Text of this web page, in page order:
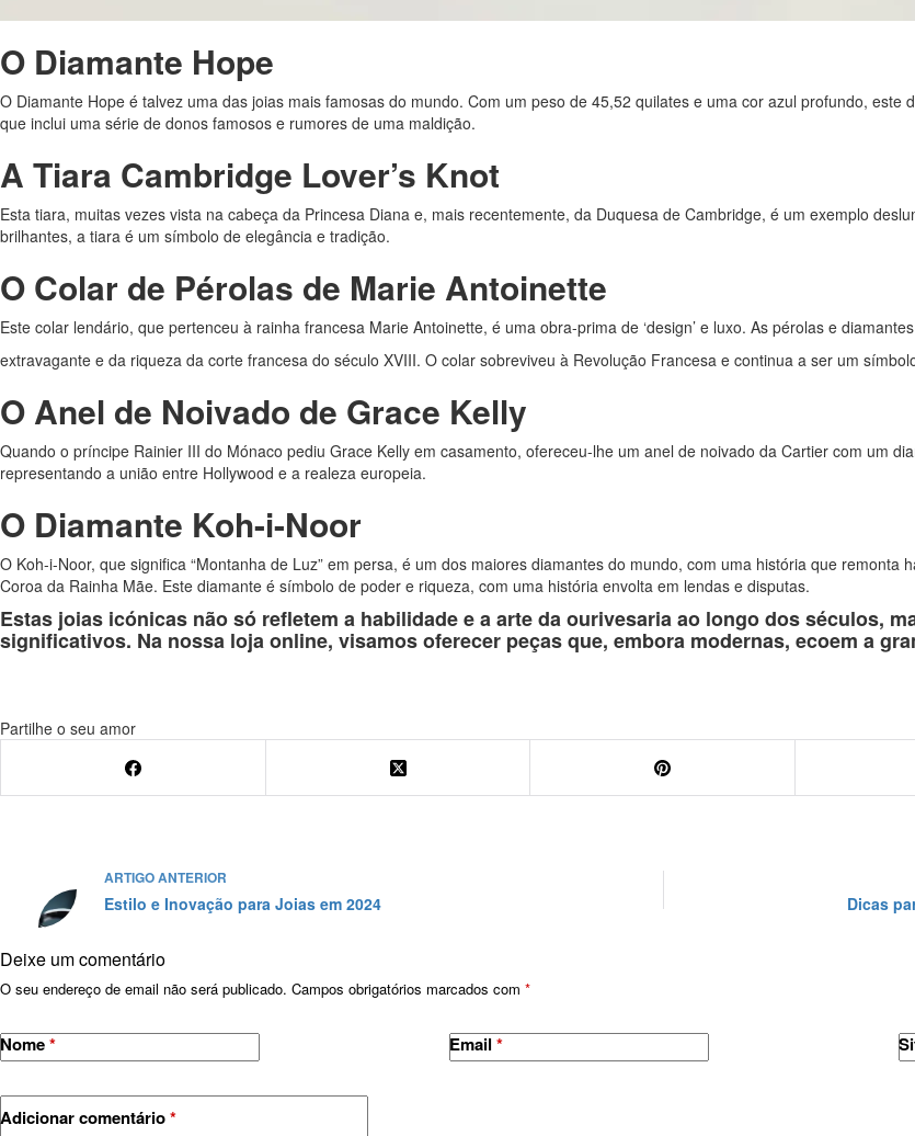
O Diamante Hope
O Diamante Hope é talvez uma das joias mais famosas do mundo. Com um peso de 45,52 quilates e uma cor azul profundo,
que inclui uma série de donos famosos e rumores de uma maldição.
A Tiara Cambridge Lover’s Knot
Esta tiara, muitas vezes vista na cabeça da Princesa Diana e, mais recentemente, da Duquesa de Cambridge, é um exemplo
brilhantes, a tiara é um símbolo de elegância e tradição.
O Colar de Pérolas de Marie Antoinette
Este colar lendário, que pertenceu à rainha francesa Marie Antoinette, é uma obra-prima de ‘design’ e luxo. As pérolas e
extravagante e da riqueza da corte francesa do século XVIII. O colar sobreviveu à Revolução Francesa e continua a ser um
O Anel de Noivado de Grace Kelly
Quando o príncipe Rainier III do Mónaco pediu Grace Kelly em casamento, ofereceu-lhe um anel de noivado da Cartier com um
representando a união entre Hollywood e a realeza europeia.
O Diamante Koh-i-Noor
O Koh-i-Noor, que significa “Montanha de Luz” em persa, é um dos maiores diamantes do mundo, com uma história que
Coroa da Rainha Mãe. Este diamante é símbolo de poder e riqueza, com uma história envolta em lendas e disputas.
Estas joias icónicas não só refletem a habilidade e a arte da ourivesaria ao longo dos séculos,
significativos. Na nossa loja online, visamos oferecer peças que, embora modernas, ecoem a
Partilhe o seu amor
ARTIGOANTERIOR
Estilo e Inovação para Joias em 2024 Dicas
Deixe um comentário
O seu endereço de email não será publicado. Campos obrigatórios marcados com *
Nome* Email *
Adicionar comentário*